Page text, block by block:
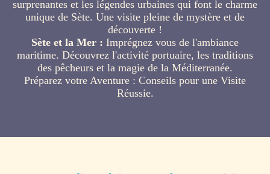
surprenantes et les légendes urbaines qui font le charme
unique de Sète. Une visite pleine de mystère et de
découverte !
Sète et la Mer : Imprégnez vous de l'ambiance
maritime. Découvrez l'activité portuaire, les traditions
des pêcheurs et la magie de la Méditerranée.
Préparez votre Aventure : Conseils pour une Visite
Réussie.